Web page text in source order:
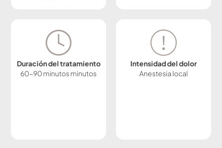
Duración del tratamiento
60-90 minutos minutos
Intensidad del dolor
Anestesia local